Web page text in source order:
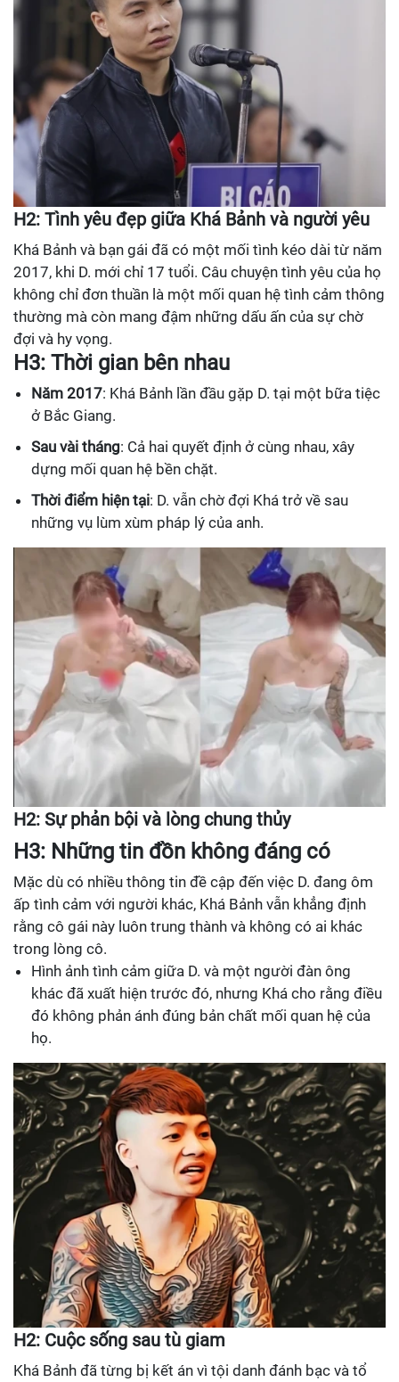
H2: Tình yêu đẹp giữa Khá Bảnh và người yêu
Khá Bảnh và bạn gái đã có một mối tình kéo dài từ năm
2017, khi D. mới chỉ 17 tuổi. Câu chuyện tình yêu của họ
không chỉ đơn thuần là một mối quan hệ tình cảm thông
thường mà còn mang đậm những dấu ấn của sự chờ
đợi và hy vọng.
H3: Thời gian bên nhau
Năm 2017: Khá Bảnh lần đầu gặp D. tại một bữa tiệc
ở Bắc Giang.
Sau vài tháng: Cả hai quyết định ở cùng nhau, xây
dựng mối quan hệ bền chặt.
Thời điểm hiện tại: D. vẫn chờ đợi Khá trở về sau
những vụ lùm xùm pháp lý của anh.
H2: Sự phản bội và lòng chung thủy
H3: Những tin đồn không đáng có
Mặc dù có nhiều thông tin đề cập đến việc D. đang ôm
ấp tình cảm với người khác, Khá Bảnh vẫn khẳng định
rằng cô gái này luôn trung thành và không có ai khác
trong lòng cô.
Hình ảnh tình cảm giữa D. và một người đàn ông
khác đã xuất hiện trước đó, nhưng Khá cho rằng điều
đó không phản ánh đúng bản chất mối quan hệ của
họ.
H2: Cuộc sống sau tù giam
Khá Bảnh đã từng bị kết án vì tội danh đánh bạc và tổ